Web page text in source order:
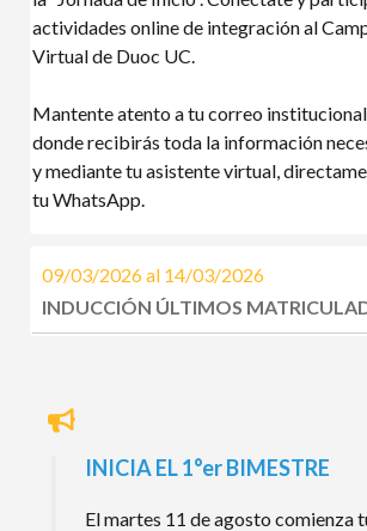
actividades online de integración al
Virtual de Duoc UC.
Mantente atento a tu correo institucional,
donde recibirás toda la información
y mediante tu asistente virtual,
tu WhatsApp.
09/03/2026 al 14/03/2026
INDUCCIÓN ÚLTIMOS
INICIA EL 1°er BIMESTRE
El martes 11 de agosto comienza